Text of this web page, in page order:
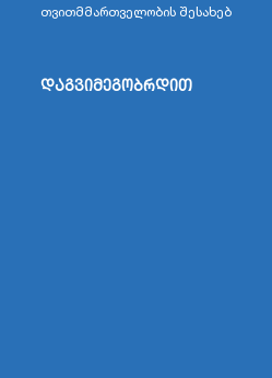
თვითმმართველობის შესახებ
დაგვიმეგობრდით